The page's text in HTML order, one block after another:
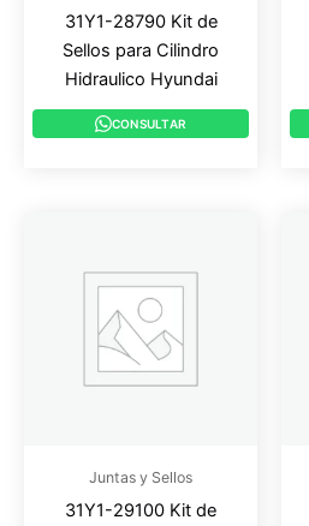
31Y1-28790 Kit de
Sellos para Cilindro
Hidraulico Hyundai
CONSULTAR
Juntas y Sellos
31Y1-29100 Kit de